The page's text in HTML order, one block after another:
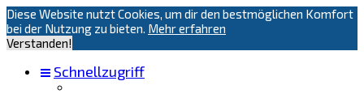
Diese Website nutzt Cookies, um dir den bestmöglichen Komfort
bei der Nutzung zu bieten. Mehr erfahren
Verstanden!
Schnellzugriff